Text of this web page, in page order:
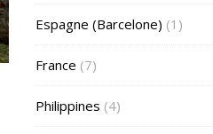
Espagne (Barcelone) (1)
France (7)
Philippines (4)